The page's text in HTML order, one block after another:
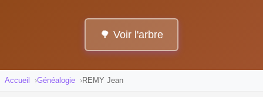
🌳 Voir l'arbre
Accueil Généalogie REMY Jean